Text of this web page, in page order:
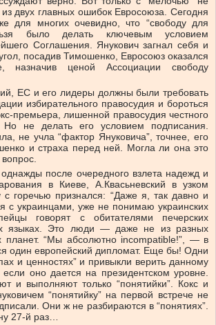
двух главных ошибок Евросоюза. Сегодня
для многих очевидно, что “свободу для
было делать ключевым условием
Соглашения. Янукович загнал себя и
посадив Тимошенко, Евросоюз оказался
назначив ценой Ассоциации свободу
ЕС и его лидеры должны были требовать
избирательного правосудия и бороться
премьера, лишенной правосудия честного
Но не делать его условием подписания.
не учла “фактор Януковича”, точнее, его
и страха перед ней. Могла ли она это
однажды после очередного взлета надежд и
в Киеве, А.Квасьневский в узком
с горечью признался: “Даже я, так давно и
с украинцами, уже не понимаю украинских
говорят с обитателями печерских
языках. Это люди — даже не из разных
планет. “Мы абсолютно incompatible!”, — в
один европейский дипломат. Еще бы! Одни
и ценностях” и привыкли верить данному
оно дается на президентском уровне.
и выполняют только “понятийки”. Кокс и
“понятийку” на первой встрече не
Они ж не разбираются в “понятиях”.
27-й раз…